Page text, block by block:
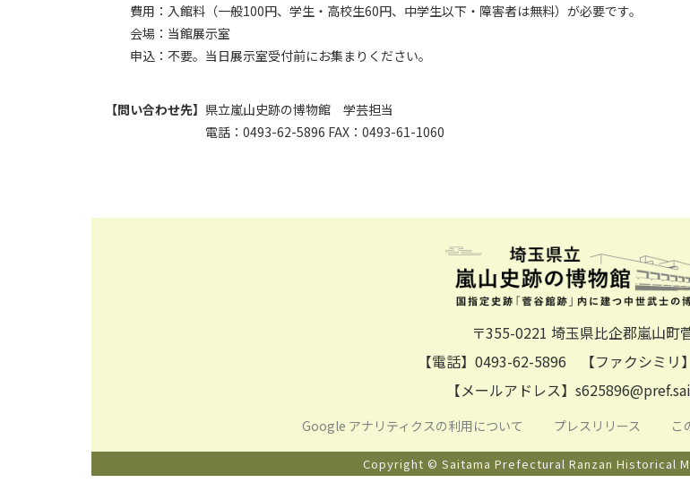
費用：入館料（一般100円、学生・高校生60円、中学生以下・障害者は無料）が必要です。
会場：当館展示室
申込：不要。当日展示室受付前にお集まりください。
【問い合わせ先】 県立嵐山史跡の博物館 学芸担当
電話：0493-62-5896 FAX：0493-61-1060
〒355-0221 埼玉県比企郡嵐山町
【電話】0493-62-5896 【ファクシミリ
【メールアドレス】
Google アナリティクスの利用について プレスリリース こ
Copyright © Saitama Prefectural Ranzan Historical